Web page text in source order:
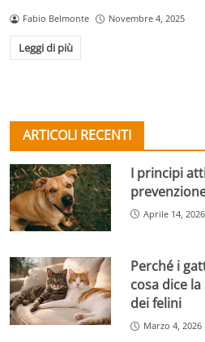
Fabio Belmonte Novembre 4, 2025
Leggi di più
ARTICOLI RECENTI
I principi
Aprile 14, 2026
Perché i
cosa dice
dei felini
Marzo 4, 2026